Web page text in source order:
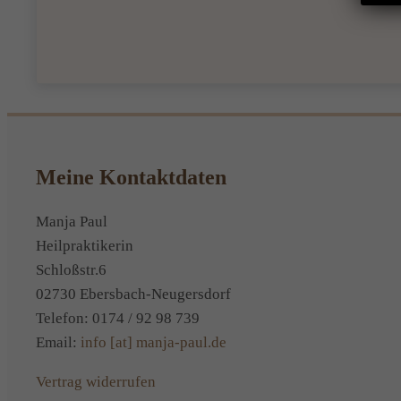
Meine Kontaktdaten
Manja Paul
Heilpraktikerin
Schloßstr.6
02730 Ebersbach-Neugersdorf
Telefon: 0174 / 92 98 739
Email: info [at] manja-paul.de
Vertrag widerrufen